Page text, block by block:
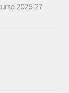
2026-27